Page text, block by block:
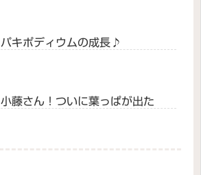
パキポディウムの成長♪
小藤さん！ついに葉っぱが出た